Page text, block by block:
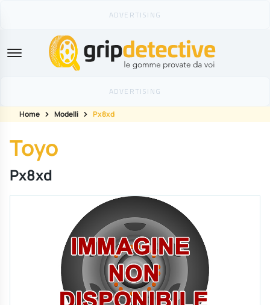
GripDetective
Home Modelli Px8xd
Toyo
Px8xd